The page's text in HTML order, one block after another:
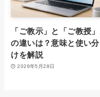
「ご教示」と「ご教授」
の違いは？意味と使い分
けを解説
2026年5月28日